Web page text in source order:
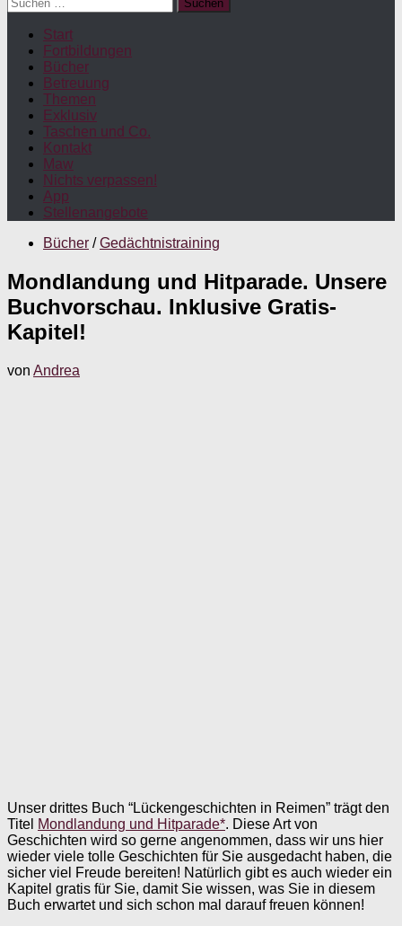
nach:
Start
Fortbildungen
Bücher
Betreuung
Themen
Exklusiv
Taschen und Co.
Kontakt
Maw
Nichts verpassen!
App
Stellenangebote
Bücher / Gedächtnistraining
Mondlandung und Hitparade. Unsere
Buchvorschau. Inklusive Gratis-
Kapitel!
von Andrea
Unser drittes Buch “Lückengeschichten in Reimen” trägt den
Titel Mondlandung und Hitparade*. Diese Art von
Geschichten wird so gerne angenommen, dass wir uns hier
wieder viele tolle Geschichten für Sie ausgedacht haben, die
sicher viel Freude bereiten! Natürlich gibt es auch wieder ein
Kapitel gratis für Sie, damit Sie wissen, was Sie in diesem
Buch erwartet und sich schon mal darauf freuen können!